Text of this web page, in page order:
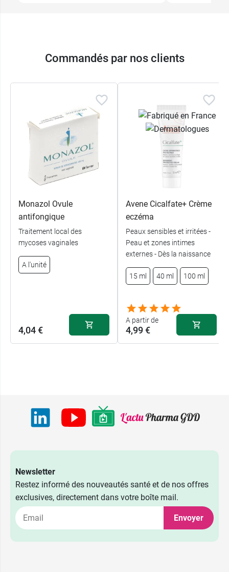
Commandés par nos clients
Monazol Ovule
antifongique
Traitement local des
mycoses vaginales
A l'unité
4,04 €
Avene Cicalfate+ Crème
eczéma
Peaux sensibles et irritées -
Peau et zones intimes
externes - Dès la naissance
15 ml 40 ml 100 ml
A partir de
4,99 €
Newsletter
Restez informé des nouveautés santé et de nos offres
exclusives, directement dans votre boîte mail.
Envoyer